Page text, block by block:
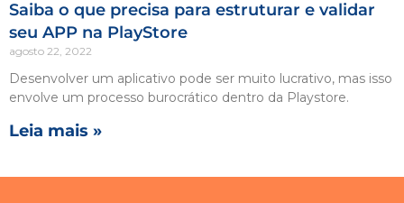
Saiba o que precisa para estruturar e validar
seu APP na PlayStore
agosto 22, 2022
Desenvolver um aplicativo pode ser muito lucrativo, mas isso
envolve um processo burocrático dentro da Playstore.
Leia mais »